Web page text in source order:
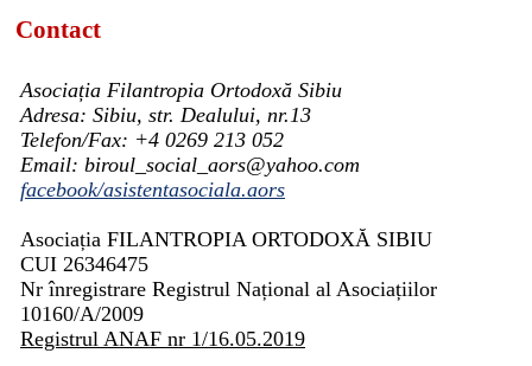
Contact
Asociația Filantropia Ortodoxă Sibiu
Adresa: Sibiu, str. Dealului, nr.13
Telefon/Fax: +4 0269 213 052
Email: biroul_social_aors@yahoo.com
facebook/asistentasociala.aors
Asociația FILANTROPIA ORTODOXĂ SIBIU
CUI 26346475
Nr înregistrare Registrul Național al Asociațiilor
10160/A/2009
Registrul ANAF nr 1/16.05.2019